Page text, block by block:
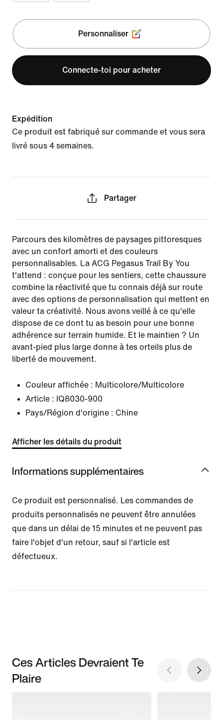
Personnaliser
Connecte-toi pour acheter
Expédition
Ce produit est fabriqué sur commande et vous sera
livré sous 4 semaines.
Partager
Parcours des kilomètres de paysages pittoresques
avec un confort amorti et des couleurs
personnalisables. La ACG Pegasus Trail By You
t'attend : conçue pour les sentiers, cette chaussure
combine la réactivité que tu connais déjà sur route
avec des options de personnalisation qui mettent en
valeur ta créativité. Nous avons veillé à ce qu'elle
dispose de ce dont tu as besoin pour une bonne
adhérence sur terrain humide. Et le maintien ? Un
avant-pied plus large donne à tes orteils plus de
liberté de mouvement.
Couleur affichée : Multicolore/Multicolore
Article : IQ8030-900
Pays/Région d'origine : Chine
Afficher les détails du produit
Informations supplémentaires
Ce produit est personnalisé. Les commandes de
produits personnalisés ne peuvent être annulées
que dans un délai de 15 minutes et ne peuvent pas
faire l'objet d'un retour, sauf si l'article est
défectueux.
Ces Articles Devraient Te
Plaire